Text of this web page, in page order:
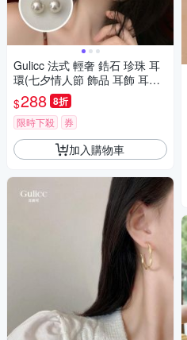
Gulicc 法式 輕奢 鋯石 珍珠 耳
環(七夕情人節 飾品 耳飾 耳針
耳釘 耳環 生日禮物 )
$288 8折
限時下殺 券
加入購物車